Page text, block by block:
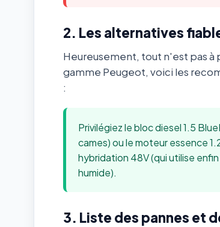
2. Les alternatives
Heureusement, tout n'est pas à
gamme Peugeot, voici les
:
Privilégiez le bloc diesel 1.5
cames) ou le moteur essence
hybridation 48V (qui utilise
humide).
3. Liste des pannes et